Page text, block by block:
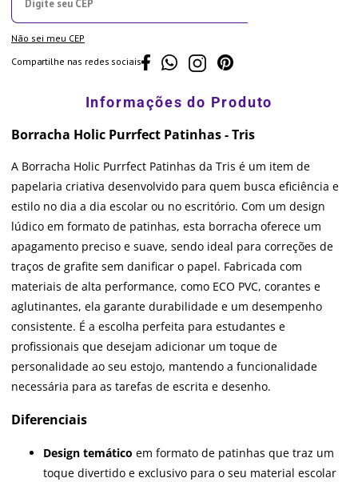
Não sei meu CEP
Compartilhe nas redes sociais
Borracha Holic Purrfect Patinhas - Tris
A Borracha Holic Purrfect Patinhas da Tris é um item de
papelaria criativa desenvolvido para quem busca eficiência e
estilo no dia a dia escolar ou no escritório. Com um design
lúdico em formato de patinhas, esta borracha oferece um
apagamento preciso e suave, sendo ideal para correções de
traços de grafite sem danificar o papel. Fabricada com
materiais de alta performance, como ECO PVC, corantes e
aglutinantes, ela garante durabilidade e um desempenho
consistente. É a escolha perfeita para estudantes e
profissionais que desejam adicionar um toque de
personalidade ao seu estojo, mantendo a funcionalidade
necessária para as tarefas de escrita e desenho.
Diferenciais
Design temático em formato de patinhas que traz um
toque divertido e exclusivo para o seu material escolar